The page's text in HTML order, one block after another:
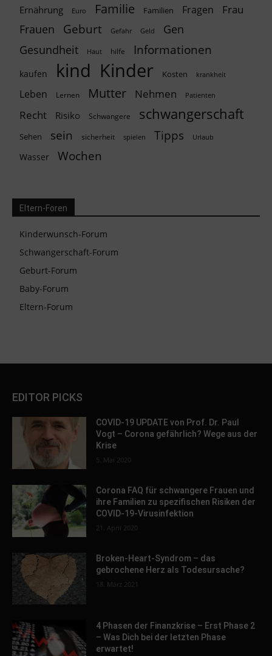
Ernährung Euro Familie Familien Fragen Frau
Frauen Geburt Gefahr Geld
Gen
Gesundheit
Haut hilfe Informationen
kaufen kind Kinder Kosten krankheit
Leben Lernen Mutter Nehmen Patienten
Recht Risiko Schwangere schwangerschaft
Sehen sein sicherheit spielen Tipps Urlaub
Wasser Wochen
Eltern-Foren
Kinderwunsch-Forum
Schwangerschaft-Forum
Geburt-Forum
Baby-Forum
Eltern-Forum
EDITOR PICKS
COVID-19 UPDATE von Prof. Dr. Paul
Vogt – Corona gefährlich? Wege aus der
Krise
5. Mai 2020
Corona FAQ für schwangere Frauen und
ihre Familien zu spezifischen Risiken der
COVID-19-Virusinfektion
21. April 2020
Broken-Heart-Syndrom – das
gebrochene Herz als Todesursache?
18. März 2021
4 Phasen der Finanzkrise – Erst Phase 2
– Was Dich bei der letzten Phase
erwartet!